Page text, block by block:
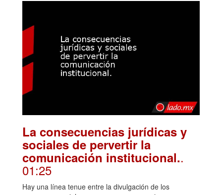
La consecuencias jurídicas y
sociales de pervertir la
comunicación institucional..
01:25
Hay una línea tenue entre la divulgación de los